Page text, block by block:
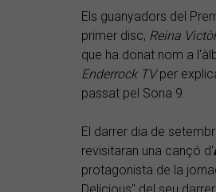
Els guanyadors del
primer disc, Reina
que ha donat nom a
Enderrock TVper
passat pel Sona 9.
El darrer dia de
revisitaran una cançó d'
protagonista de la